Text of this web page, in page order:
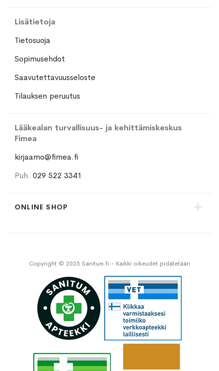
Lisätietoja
Tietosuoja
Sopimusehdot
Saavutettavuusseloste
Tilauksen peruutus
Lääkealan turvallisuus- ja kehittämiskeskus
Fimea
kirjaamo@fimea.fi
Puh. 029 522 3341
ONLINE SHOP
Copyright © 2025 Sanitum.fi - Kaikki oikeudet pidätetään